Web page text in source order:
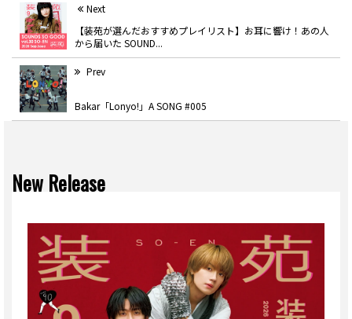
Next
【装苑が選んだおすすめプレイリスト】お耳に響け！あの人
から届いた SOUND...
Prev
Bakar「Lonyo!」A SONG #005
New Release